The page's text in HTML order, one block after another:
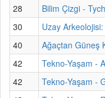
28
Bilim Çizgi -
30
Uzay Arkeolojisi:
40
Ağaçtan Güneş
42
Tekno-Yaşam -
42
Tekno-Yaşam -